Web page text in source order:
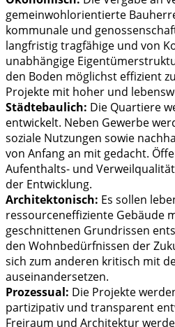
gemeinwohlorientierte
kommunale und
langfristig tragfähige und von
unabhängige
den Boden möglichst effizient
Projekte mit hoher und
Städtebaulich: Die Quartiere
entwickelt. Neben Gewerbe
soziale Nutzungen sowie
von Anfang an mit gedacht.
Aufenthalts- und
der Entwicklung.
Architektonisch: Es sollen
ressourceneffiziente Gebäude
geschnittenen Grundrissen
den Wohnbedürfnissen der
sich zum anderen kritisch mit
auseinandersetzen.
Prozessual: Die Projekte
partizipativ und transparent
Freiraum und Architektur